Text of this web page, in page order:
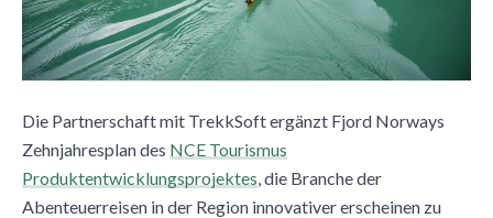
Die Partnerschaft mit TrekkSoft ergänzt Fjord Norways
Zehnjahresplan des NCE Tourismus
Produktentwicklungsprojektes , die Branche der
Abenteuerreisen in der Region innovativer erscheinen zu